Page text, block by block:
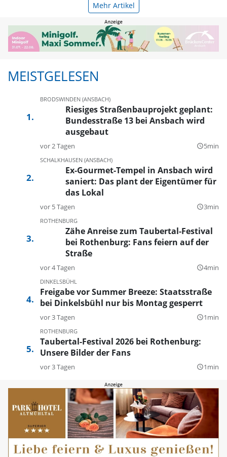
Mehr Artikel
MEISTGELESEN
BRODSWINDEN (ANSBACH)
Riesiges Straßenbauprojekt geplant:
Bundesstraße 13 bei Ansbach wird
ausgebaut
vor 2 Tagen query_builder5min
SCHALKHAUSEN (ANSBACH)
Ex-Gourmet-Tempel in Ansbach wird
saniert: Das plant der Eigentümer für
das Lokal
vor 5 Tagen query_builder3min
ROTHENBURG
Zähe Anreise zum Taubertal-Festival
bei Rothenburg: Fans feiern auf der
Straße
vor 4 Tagen query_builder4min
DINKELSBÜHL
Freigabe vor Summer Breeze: Staatsstraße
bei Dinkelsbühl nur bis Montag gesperrt
vor 3 Tagen query_builder1min
ROTHENBURG
Taubertal-Festival 2026 bei Rothenburg:
Unsere Bilder der Fans
vor 3 Tagen query_builder1min